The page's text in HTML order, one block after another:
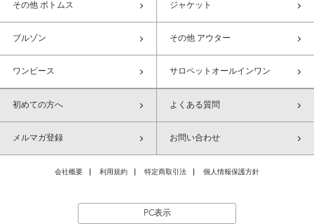
その他 ボトムス ジャケット
ブルゾン その他 アウター
ワンピース サロペットオールインワン
初めての方へ よくある質問
メルマガ登録 お問い合わせ
会社概要 利用規約 特定商取引法 個人情報保護方針
PC表示